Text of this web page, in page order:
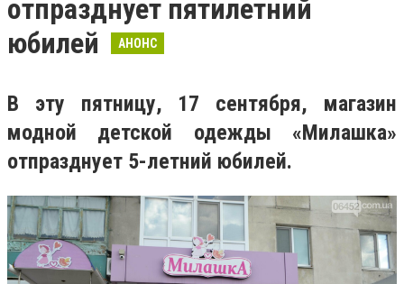
отпразднует пятилетний
юбилей
АНОНС
В эту пятницу, 17 сентября, магазин
модной детской одежды «Милашка»
отпразднует 5-летний юбилей.